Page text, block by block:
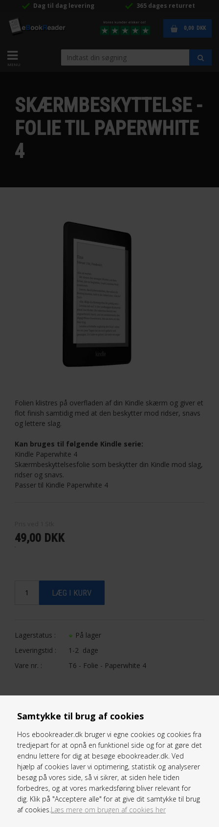
Samtykke til brug af cookies
Hos ebookreader.dk bruger vi egne cookies og cookies fra
tredjepart for at opnå en funktionel side og for at gøre det
endnu lettere for dig at besøge ebookreader.dk. Ved
hjælp af cookies laver vi optimering, statistik og analyserer
besøg på vores side, så vi sikrer, at siden hele tiden
forbedres, og at vores markedsføring bliver relevant for
dig. Klik på "Acceptere alle" for at give dit samtykke til brug
af cookies.Læs mere om brugen af cookies her
Dag til dag levering 365 dages returret
0,00 DKK
SKÆRMBESKYTTELSE -
FOLIE TIL PAPERWHITE
4
Folien klistres på overfladen af din Kindle skærm og giver et
flot finish samtidig med at den beskytter mod ridser, snavs
og lettere slag.
Kan bruges til følgende Kindle serie:
Kindle Paperwhite 4
Skærmbeskyttelsesfolie som beskytter din Kindle mod slag,
ridser og snavs.
Passer til Kindle Paperwhite 4
49,00 DKK
Lagerstatus :
På lager
Leveringstid :
1-2 dage
Vare nr. :
T6 - Folie - Paperwhite 4
PRODUKTER SOM ER KOMPATIBEL
Komplet Skærmrens-sæt til E-bogslæser
(100 ml)
TILBUD